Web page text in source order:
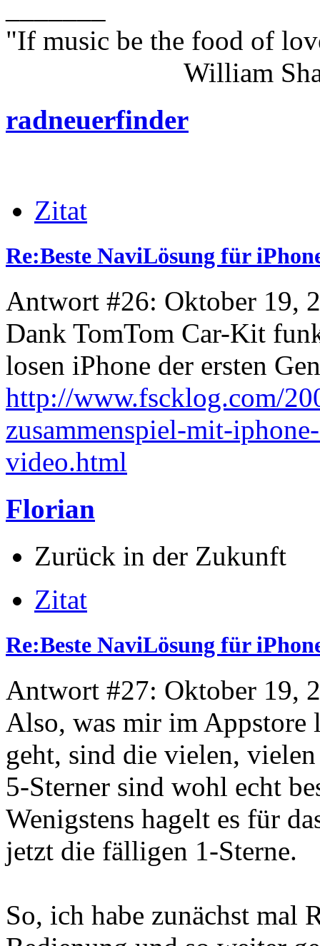
"If music be the food of
William
radneuerfinder
Zitat
Re:Beste NaviLösung für
Antwort #26: Oktober 19,
Dank TomTom Car-Kit
losen iPhone der ersten
http://www.fscklog.com/
zusammenspiel-mit-
video.html
Florian
Zurück in der Zukunft
Zitat
Re:Beste NaviLösung für
Antwort #27: Oktober 19,
Also, was mir im Appstore
geht, sind die vielen,
5-Sterner sind wohl echt
Wenigstens hagelt es für
jetzt die fälligen 1-Sterne.
So, ich habe zunächst mal